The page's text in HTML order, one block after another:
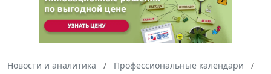
Новости и аналитика
Профессиональные календари